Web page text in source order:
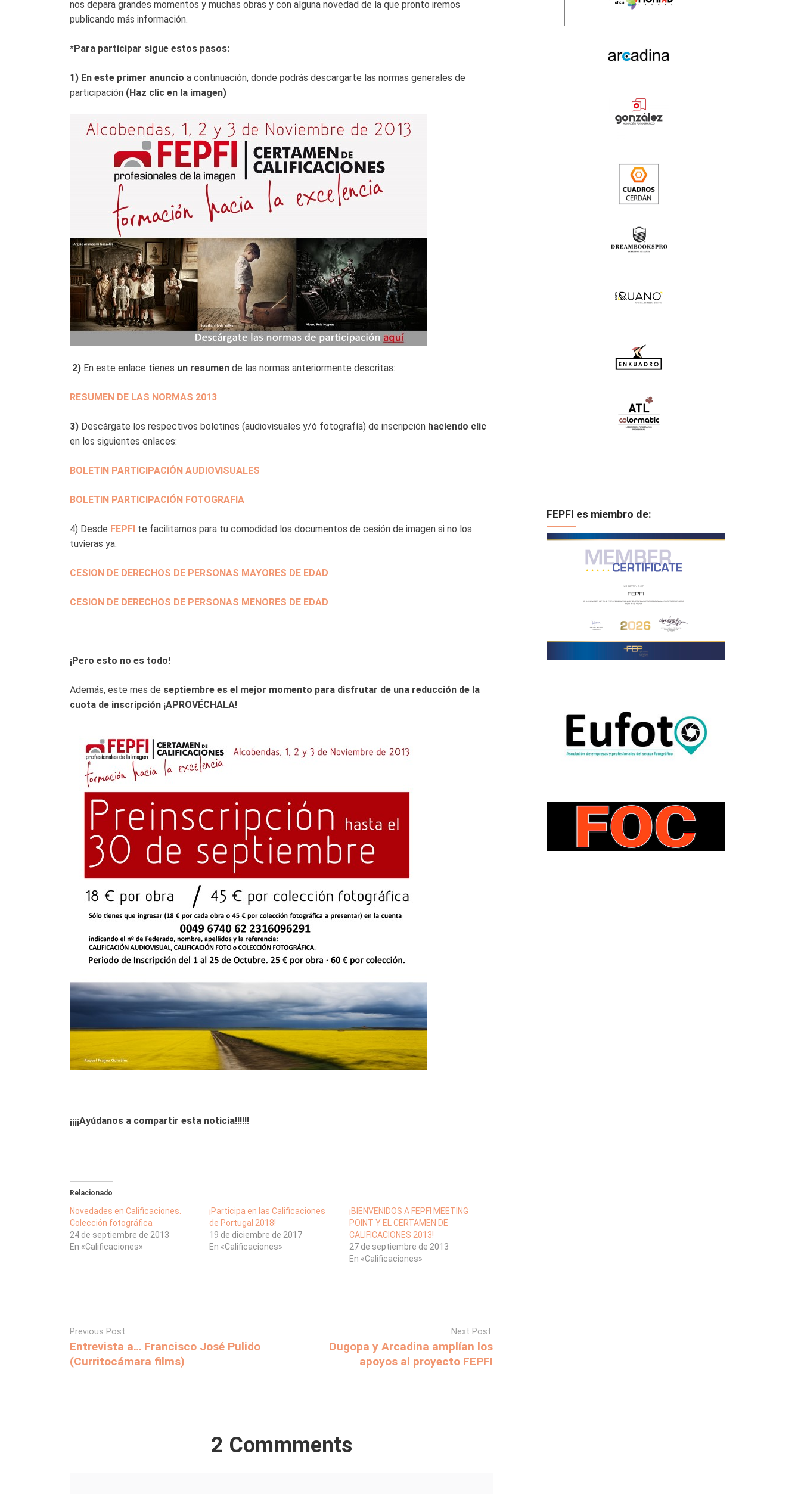
nos depara grandes momentos y muchas obras y con alguna novedad de la que pronto iremos
publicando más información.
*Para participar sigue estos pasos:
1) En este primer anuncio a continuación, donde podrás descargarte las normas generales de
participación (Haz clic en la imagen)
2) En este enlace tienes un resumen de las normas anteriormente descritas:
RESUMEN DE LAS NORMAS 2013
3) Descárgate los respectivos boletines (audiovisuales y/ó fotografía) de inscripción haciendo clic
en los siguientes enlaces:
BOLETIN PARTICIPACIÓN AUDIOVISUALES
BOLETIN PARTICIPACIÓN FOTOGRAFIA
4) Desde FEPFI te facilitamos para tu comodidad los documentos de cesión de imagen si no los
tuvieras ya:
CESION DE DERECHOS DE PERSONAS MAYORES DE EDAD
CESION DE DERECHOS DE PERSONAS MENORES DE EDAD
¡Pero esto no es todo!
Además, este mes de septiembre es el mejor momento para disfrutar de una reducción de la
cuota de inscripción ¡APROVÉCHALA!
¡¡¡¡Ayúdanos a compartir esta noticia!!!!!!
Relacionado
Novedades en Calificaciones.
Colección fotográfica
24 de septiembre de 2013
En «Calificaciones»
¡Participa en las Calificaciones
de Portugal 2018!
19 de diciembre de 2017
En «Calificaciones»
¡BIENVENIDOS A FEPFI MEETING
POINT Y EL CERTAMEN DE
CALIFICACIONES 2013!
27 de septiembre de 2013
En «Calificaciones»
Previous Post:
Entrevista a… Francisco José Pulido
(Curritocámara films)
Next Post:
Dugopa y Arcadina amplían los
apoyos al proyecto FEPFI
2 Commments
FEPFI es miembro de: